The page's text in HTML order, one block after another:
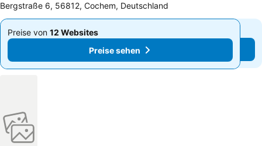
Bergstraße 6, 56812, Cochem, Deutschland
Preise von 12 Websites
Ab
Preise sehen
Preise von 12 Websites
Ab
100 € Preise sehen